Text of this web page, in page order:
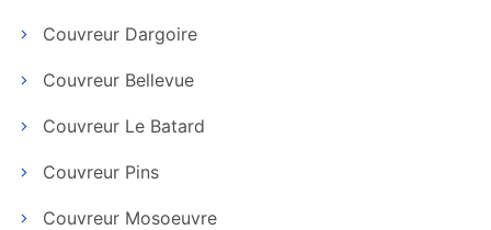
Couvreur Dargoire
Couvreur Bellevue
Couvreur Le Batard
Couvreur Pins
Couvreur Mosoeuvre